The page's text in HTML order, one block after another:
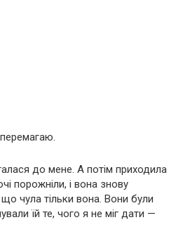
до мене. А потім приходила
порожніли, і вона знову
чула тільки вона. Вони були
їй те, чого я не міг дати —